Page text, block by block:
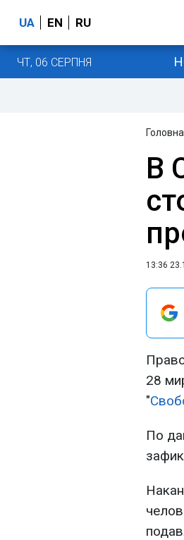
UA EN RU
ЧТ, 06 СЕРПНЯ
Головна
В
13:36
28
"
По